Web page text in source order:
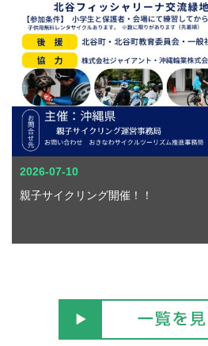
2026-07-10
親子サイクリング開催！！